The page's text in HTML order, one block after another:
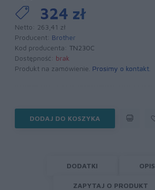
324 zł
Netto: 263,41 zł
Producent: Brother
Kod producenta: TN230C
Dostępność: brak
Produkt na zamówienie. Prosimy o kontakt
DODAJ DO KOSZYKA
DODATKI OPIS
ZAPYTAJ O PRODUKT